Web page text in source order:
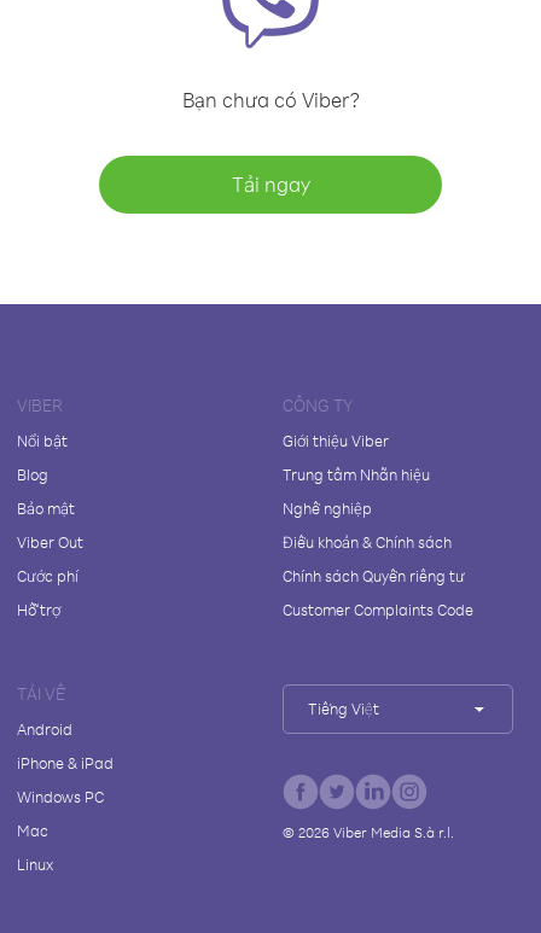
Bạn chưa có Viber?
Tải ngay
VIBER
Nổi bật
Blog
Bảo mật
Viber Out
Cước phí
Hỗ trợ
CÔNG TY
Giới thiệu Viber
Trung tâm Nhãn hiệu
Nghề nghiệp
Điều khoản & Chính sách
Chính sách Quyền riêng tư
Customer Complaints Code
TẢI VỀ
Android
iPhone & iPad
Windows PC
Mac
Linux
Tiếng Việt
© 2026Viber Media S.à r.l.